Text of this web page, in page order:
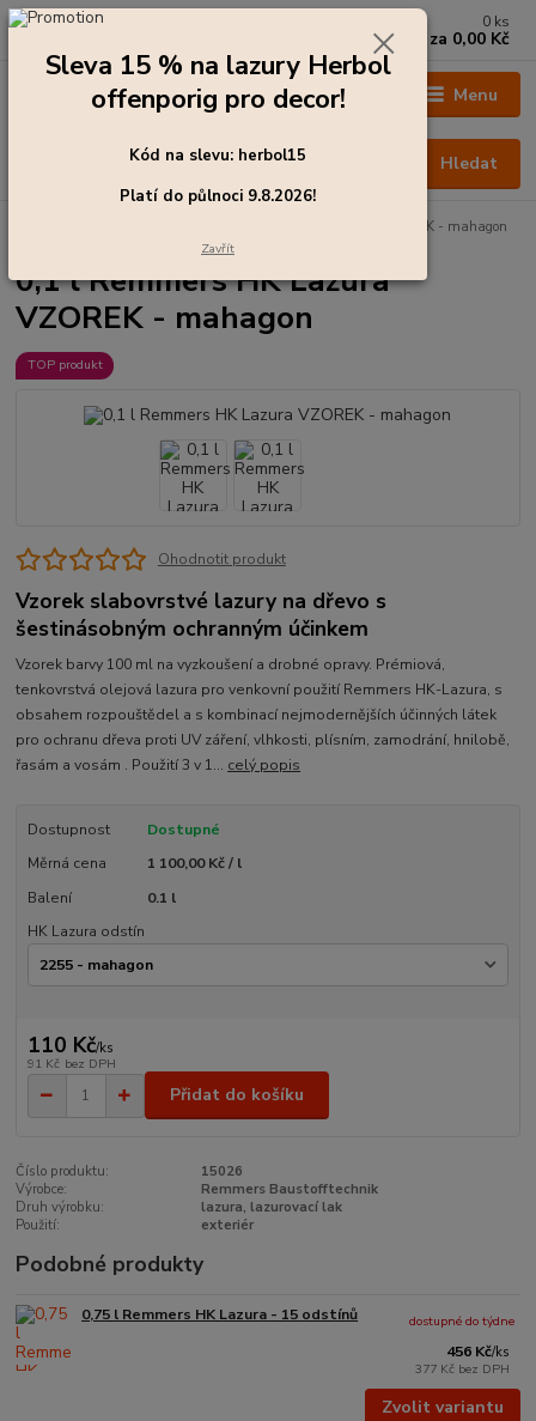
Menu
Hledat
+420 273 136 255
0 ks
za 0,00 Kč
0,1 l Remmers HK Lazura VZOREK - mahagon
0,1 l Remmers HK Lazura
VZOREK - mahagon
TOP produkt
Ohodnotit produkt
Vzorek slabovrstvé lazury na dřevo s
šestinásobným ochranným účinkem
Vzorek barvy 100 ml na vyzkoušení a drobné opravy. Prémiová,
tenkovrstvá olejová lazura pro venkovní použití Remmers HK-Lazura, s
obsahem rozpouštědel a s kombinací nejmodernějších účinných látek
pro ochranu dřeva proti UV záření, vlhkosti, plísním, zamodrání, hnilobě,
řasám a vosám . Použití 3 v 1... celý popis
Dostupnost
Dostupné
Měrná cena
1 100,00 Kč / l
Balení
0.1 l
HK Lazura odstín
110 Kč/ks
91 Kč bez DPH
Přidat do košíku
Číslo produktu:
15026
Výrobce:
Remmers Baustofftechnik
Druh výrobku:
lazura, lazurovací lak
Použití:
exteriér
Podobné produkty
0,75 l Remmers HK Lazura - 15 odstínů
456 Kč/ks
377 Kč bez DPH
dostupné do týdne
Zvolit variantu
Sleva 15 % na lazury Herbol
offenporig pro decor!
Kód na slevu: herbol15
Platí do půlnoci 9.8.2026!
Zavřít